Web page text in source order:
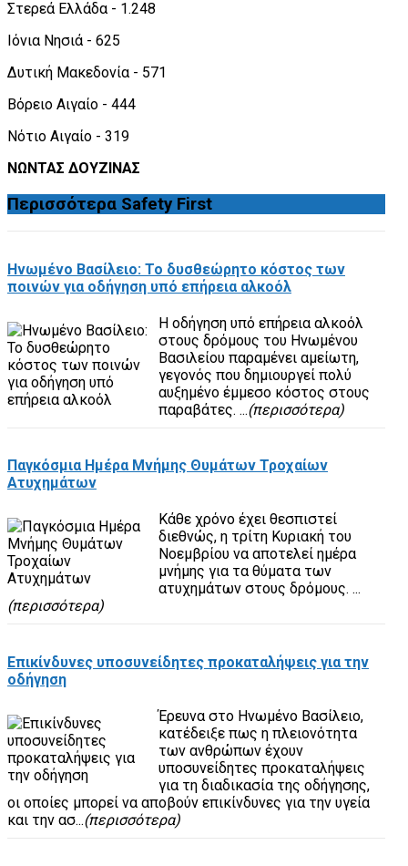
Στερεά Ελλάδα - 1.248
Ιόνια Νησιά - 625
Δυτική Μακεδονία - 571
Βόρειο Αιγαίο - 444
Νότιο Αιγαίο - 319
ΝΩΝΤΑΣ ΔΟΥΖΙΝΑΣ
Περισσότερα Safety First
Ηνωμένο Βασίλειο: Το δυσθεώρητο κόστος των
ποινών για οδήγηση υπό επήρεια αλκοόλ
Η οδήγηση υπό επήρεια αλκοόλ
στους δρόμους του Ηνωμένου
Βασιλείου παραμένει αμείωτη,
γεγονός που δημιουργεί πολύ
αυξημένο έμμεσο κόστος στους
παραβάτες. ...(περισσότερα)
Παγκόσμια Ημέρα Μνήμης Θυμάτων Τροχαίων
Ατυχημάτων
Κάθε χρόνο έχει θεσπιστεί
διεθνώς, η τρίτη Κυριακή του
Νοεμβρίου να αποτελεί ημέρα
μνήμης για τα θύματα των
ατυχημάτων στους δρόμους. ...
(περισσότερα)
Επικίνδυνες υποσυνείδητες προκαταλήψεις για την
οδήγηση
Έρευνα στο Ηνωμένο Βασίλειο,
κατέδειξε πως η πλειονότητα
των ανθρώπων έχουν
υποσυνείδητες προκαταλήψεις
για τη διαδικασία της οδήγησης,
οι οποίες μπορεί να αποβούν επικίνδυνες για την υγεία
και την ασ...(περισσότερα)